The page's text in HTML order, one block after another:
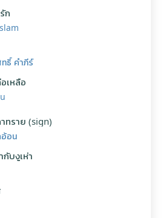
ก
ธิ์ คำภีร์
อเหลือ
ทราย (sign)
อ้อน
กับงูเห่า